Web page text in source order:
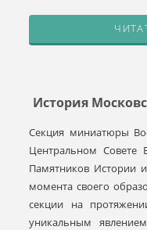
История
Секция миниатюры
Центральном Совете
Памятников Истории
момента своего
секции на
уникальным